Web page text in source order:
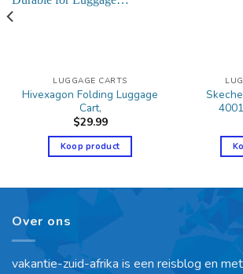
LUGGAGE CARTS
Hivexagon Folding Luggage
Cart,
$29.99
Koop product
Over ons
vakantie-zuid-afrika is een reisblog en